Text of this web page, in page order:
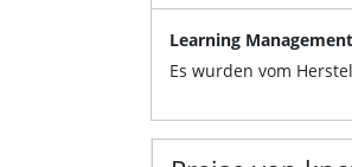
Learning
Es wurden vom